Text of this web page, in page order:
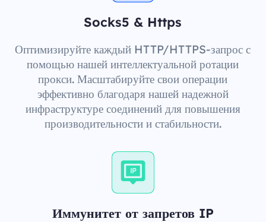
Socks5 & Https
Оптимизируйте каждый HTTP/HTTPS-запрос с
помощью нашей интеллектуальной ротации
прокси. Масштабируйте свои операции
эффективно благодаря нашей надежной
инфраструктуре соединений для повышения
производительности и стабильности.
Иммунитет от запретов IP